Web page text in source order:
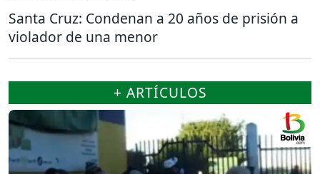
Santa Cruz: Condenan a 20 años de prisión a
violador de una menor
+ ARTÍCULOS